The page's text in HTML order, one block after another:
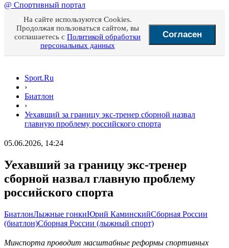
@ Спортивный портал
На сайте используются Cookies.
Продолжая пользоваться сайтом, вы
соглашаетесь с Политикой обработки
персональных данных
Согласен
Sport.Ru
›
Биатлон
›
Уехавший за границу экс-тренер сборной назвал
главную проблему российского спорта
05.06.2026, 14:24
Уехавший за границу экс-тренер
сборной назвал главную проблему
российского спорта
БиатлонЛыжные гонкиЮрий КаминскийСборная России
(биатлон)Сборная России (лыжный спорт)
Минспорта проводит масштабные реформы спортивных